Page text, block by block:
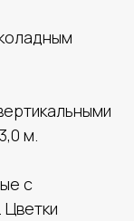
м.
с